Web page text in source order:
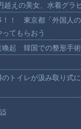
超えの美女、水着グラ
！ 東京都「外国人の
てもらおう
喚起 韓国での整形手術
トイレが汲み取り式